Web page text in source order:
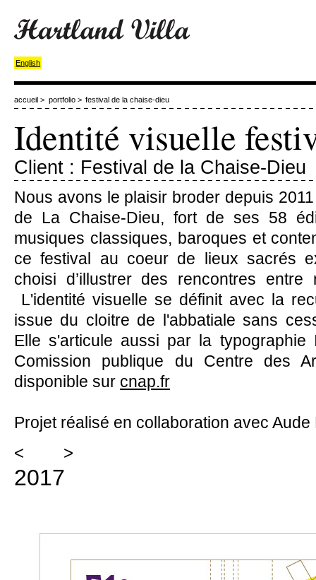
English
accueil > portfolio> festival de la chaise-dieu
Identité visuelle
Client : Festival de la Chaise-Dieu
Nous avons le plaisir broder depuis
de La Chaise-Dieu, fort de ses 58
musiques classiques, baroques et
ce festival au coeur de lieux sacrés
choisi d’illustrer des rencontres
L'identité visuelle se définit avec la
issue du cloitre de l'abbatiale sans
Elle s'articule aussi par la typographie
Comission publique du Centre des
disponible sur cnap.fr
Projet réalisé en collaboration avec Aude
< >
2017